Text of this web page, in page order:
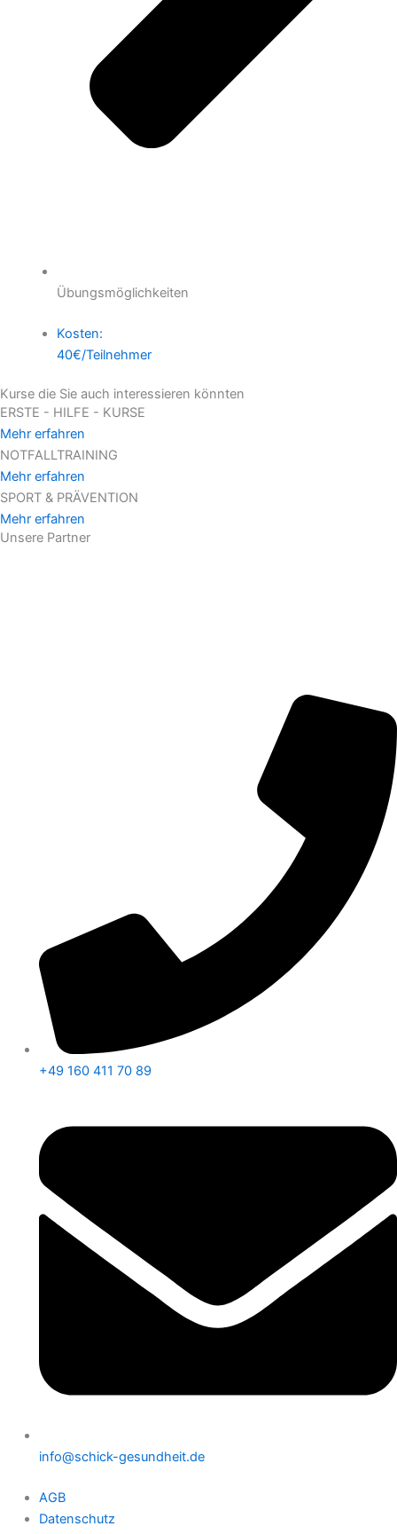
Übungsmöglichkeiten
Kosten:
40€/Teilnehmer
Kurse die Sie auch interessieren könnten
ERSTE - HILFE - KURSE
Mehr erfahren
NOTFALLTRAINING
Mehr erfahren
SPORT & PRÄVENTION
Mehr erfahren
Unsere Partner
+49 160 411 70 89
info@schick-gesundheit.de
AGB
Datenschutz